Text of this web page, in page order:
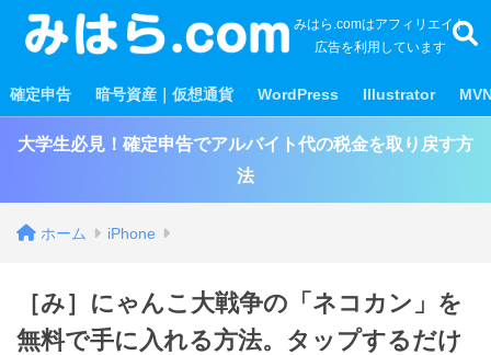
みはら.comはアフィリエイト
広告を利用しています
確定申告 暗号資産｜仮想通貨 WordPress Illustrator
大学生必見！確定申告でアルバイト代の税金を取り戻す方
法
ホーム iPhone
［み］にゃんこ大戦争の「ネコカン」を
無料で手に入れる方法。タップするだけ